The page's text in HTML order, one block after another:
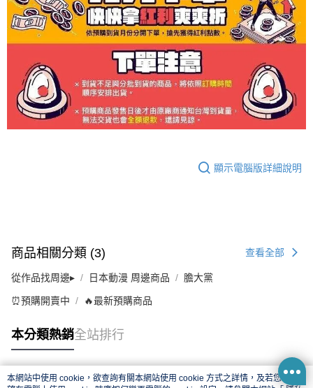
顯示電腦版詳細說明
商品相關分類 (3) 查看全部
從作品找周邊▸ 日本動漫 周邊商品 膽大黨
⏰預購開賣中 🔥最新預購商品
本分類熱銷全站排行
本網站中使用 cookie，欲查詢有關本網站使用 cookie 方式之詳情，及若您不希